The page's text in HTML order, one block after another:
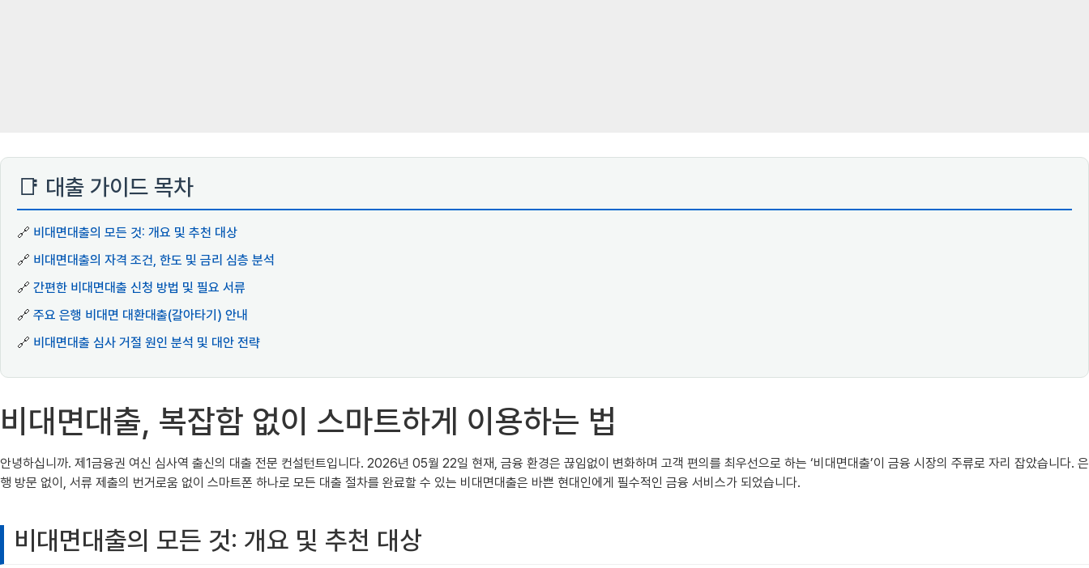
📑 대출 가이드 목차
🔗 비대면대출의 모든 것: 개요 및 추천 대상
🔗 비대면대출의 자격 조건, 한도 및 금리 심층 분석
🔗 간편한 비대면대출 신청 방법 및 필요 서류
🔗 주요 은행 비대면 대환대출(갈아타기) 안내
🔗 비대면대출 심사 거절 원인 분석 및 대안 전략
비대면대출, 복잡함 없이 스마트하게 이용하는 법
안녕하십니까. 제1금융권 여신 심사역 출신의 대출 전문 컨설턴트입니다. 2026년 05월 22일 현재, 금융 환경은 끊임없이 변화하며 고객 편의를 최우선으로 하는 ‘비대면대출’이 금융 시장의 주류로 자리 잡았습니다. 은
행 방문 없이, 서류 제출의 번거로움 없이 스마트폰 하나로 모든 대출 절차를 완료할 수 있는 비대면대출은 바쁜 현대인에게 필수적인 금융 서비스가 되었습니다.
비대면대출의 모든 것: 개요 및 추천 대상